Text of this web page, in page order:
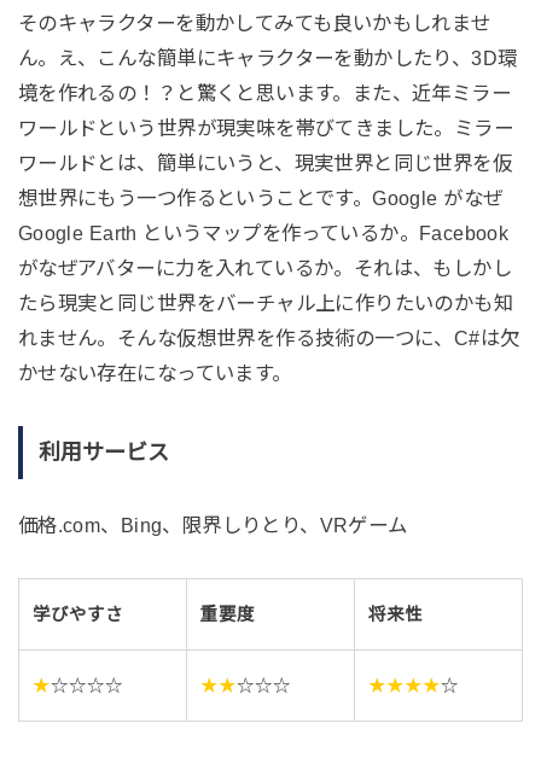
そのキャラクターを動かしてみても良いかもしれませ
ん。え、こんな簡単にキャラクターを動かしたり、3D環
境を作れるの！？と驚くと思います。また、近年ミラー
ワールドという世界が現実味を帯びてきました。ミラー
ワールドとは、簡単にいうと、現実世界と同じ世界を仮
想世界にもう一つ作るということです。Google がなぜ
Google Earth というマップを作っているか。Facebook
がなぜアバターに力を入れているか。それは、もしかし
たら現実と同じ世界をバーチャル上に作りたいのかも知
れません。そんな仮想世界を作る技術の一つに、C#は欠
かせない存在になっています。
利用サービス
価格.com、Bing、限界しりとり、VRゲーム
学びやすさ 重要度 将来性
★☆☆☆☆ ★★☆☆☆ ★★★★☆